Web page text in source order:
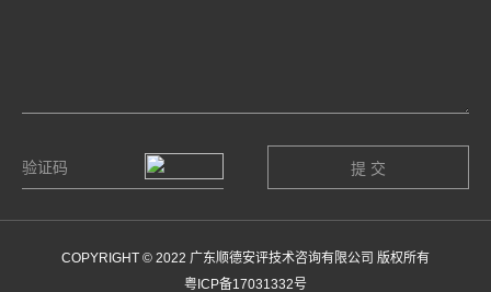
COPYRIGHT © 2022 广东顺德安评技术咨询有限公司 版权所有
粤ICP备17031332号